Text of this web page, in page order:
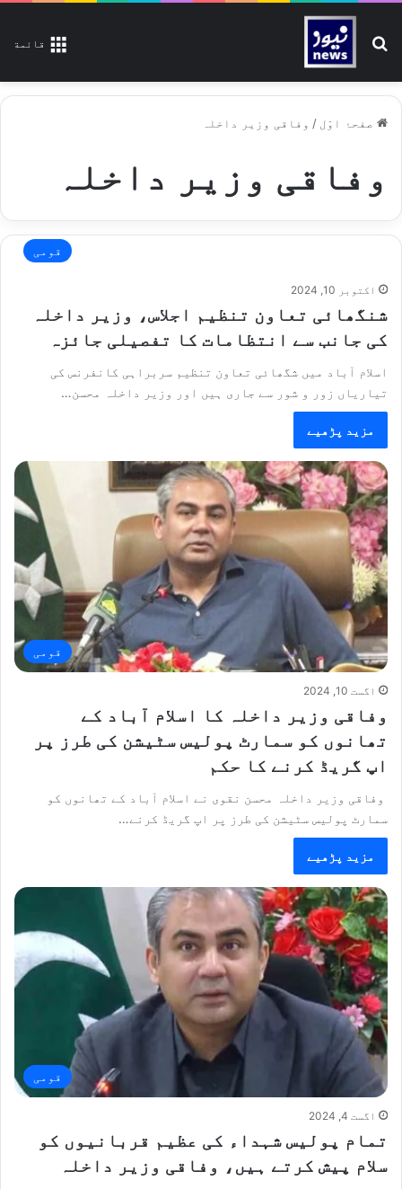
قائمة تلاش کیجیے
صفحۂ اوّل / وفاقی وزیر داخلہ
وفاقی وزیر داخلہ
قومی
اکتوبر 10, 2024
شنگھائی تعاون تنظیم اجلاس، وزیر داخلہ
کی جانب سے انتظامات کا تفصیلی جائزہ
اسلام آباد میں شگھائی تعاون تنظیم سربراہی کانفرنس کی
تیاریاں زور و شور سے جاری ہیں اور وزیر داخلہ محسن…
مزید پڑھیے
قومی
اگست 10, 2024
وفاقی وزیر داخلہ کا اسلام آباد کے
تھانوں کو سمارٹ پولیس سٹیشن کی طرز پر
اپ گریڈ کرنے کا حکم
وفاقی وزیر داخلہ محسن نقوی نے اسلام آباد کے تھانوں کو
سمارٹ پولیس سٹیشن کی طرز پر اپ گریڈ کرنے…
مزید پڑھیے
قومی
اگست 4, 2024
تمام پولیس شہداء کی عظیم قربانیوں کو
سلام پیش کرتے ہیں، وفاقی وزیر داخلہ